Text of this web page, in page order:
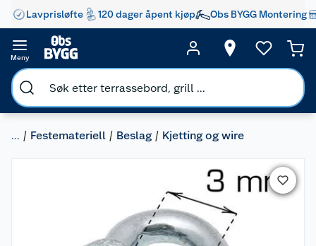
Lavprisløfte 120 dager åpent kjøp Obs BYGG Montering
Meny
... Festemateriell Beslag Kjetting og wire